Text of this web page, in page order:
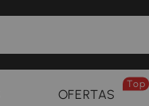
OFERTAS
Top